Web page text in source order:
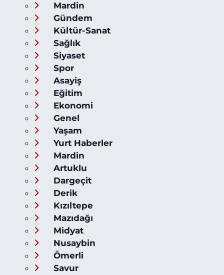
Mardin
Gündem
Kültür-Sanat
Sağlık
Siyaset
Spor
Asayiş
Eğitim
Ekonomi
Genel
Yaşam
Yurt Haberler
Mardin
Artuklu
Dargeçit
Derik
Kızıltepe
Mazıdağı
Midyat
Nusaybin
Ömerli
Savur